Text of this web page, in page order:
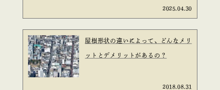
2025.04.30
屋根形状の違いによって、どんなメリ
ットとデメリットがあるの？
2018.08.31